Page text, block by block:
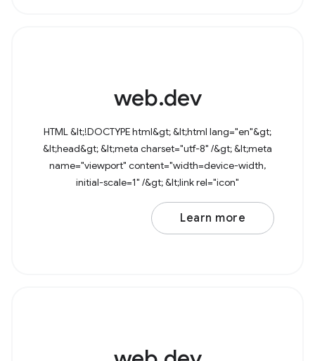
web.dev
HTML &lt;!DOCTYPE html&gt; &lt;html lang="en"&gt;
&lt;head&gt; &lt;meta charset="utf-8" /&gt; &lt;meta
name="viewport" content="width=device-width,
initial-scale=1" /&gt; &lt;link rel="icon"
href="data:image/svg+xml,&lt;svg
Learn more